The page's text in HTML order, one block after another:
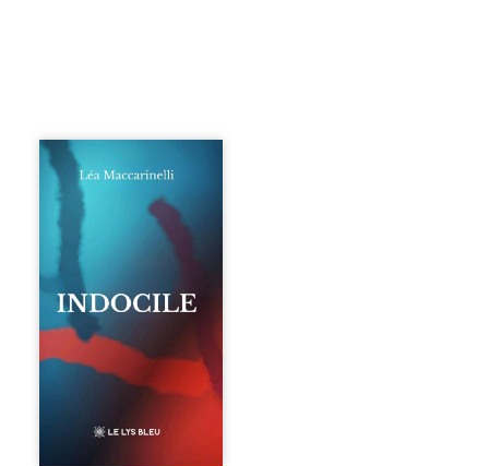
Quatre parties.
Quatre refus.
Quatre visages
d’une existence en
friction. Entre les
silences qu’on ne
déchiffre pas, les
amours qu’on
dérange, les corps
qu’on administre
et les liens qu’on
sabote, cet
ouvrage parle à
vivent trop fort,
trop vrai, trop tôt.